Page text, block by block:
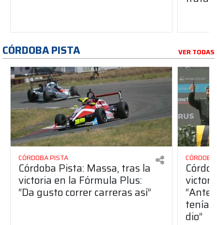
CÓRDOBA PISTA VER TODAS
CÓRDOBA PISTA
Córdoba Pista: Massa, tras la
victoria en la Fórmula Plus:
“Da gusto correr carreras así”
dio”